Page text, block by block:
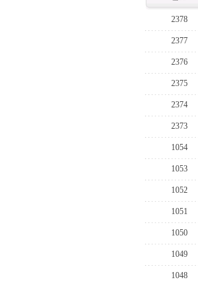
2378
2377
2376
2375
2374
2373
1054
1053
1052
1051
1050
1049
1048